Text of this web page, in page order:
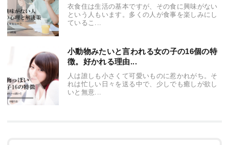
衣食住は生活の基本ですが、その食に興味がない
という人もいます。多くの人が食事を楽しみにし
ているこ...
小動物みたいと言われる女の子の16個の特
徴。好かれる理由...
人は誰しも小さくて可愛いものに惹かれがち。そ
れは忙しい日々を送る中で、少しでも癒しが欲し
いと無意...